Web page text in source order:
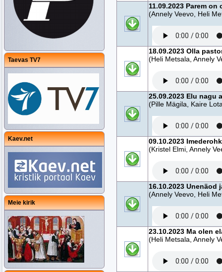
Taevas TV7
Kaev.net
Meie kirik
11.09.2023 Parem
(Annely Veevo, Heli
18.09.2023 Olla
(Heli Metsala, Annely
25.09.2023 Elu nagu
(Pille Mägila, Kaire
09.10.2023
(Kristel Elmi, Annely
16.10.2023 Unenäod
(Annely Veevo, Heli
23.10.2023 Ma olen
(Heli Metsala, Annely